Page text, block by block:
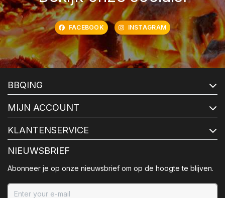
FACEBOOK INSTAGRAM
BBQING
MIJN ACCOUNT
KLANTENSERVICE
NIEUWSBRIEF
Abonneer je op onze nieuwsbrief om op de hoogte te blijven.